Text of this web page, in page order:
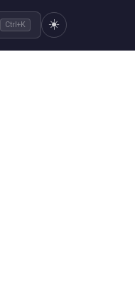
Ctrl+K ☀️